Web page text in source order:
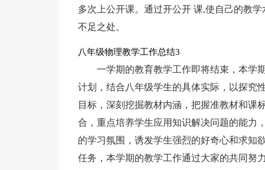
多次上公开课。通过开公开 课,使自己的教
不足之处。
八年级物理教学工作总结3
一学期的教育教学工作即将结束，本学
计划，结合八年级学生的具体实际，以探究
目标，深刻挖掘教材内涵，把握准教材和课
合，重点培养学生应用知识解决问题的能力
的学习氛围，诱发学生强烈的好奇心和求知
任务，本学期的教学工作通过大家的共同努